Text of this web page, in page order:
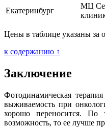
Екатеринбург
МЦ
Цены в таблице указаны за
к содержанию ↑
Заключение
Фотодинамическая
выживаемость при
хорошо переносится. По
возможность, то ее лучше